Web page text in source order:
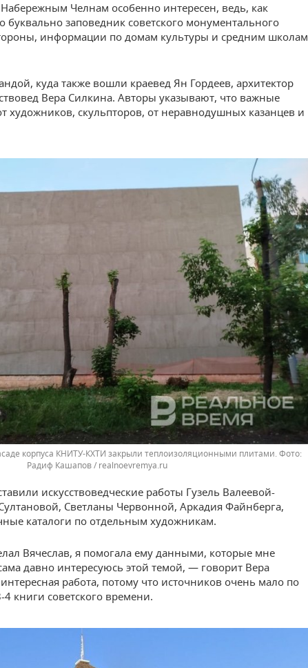
Набережным Челнам особенно интересен, ведь, как
буквально заповедник советского монументального
информации по домам культуры и средним школам
куда также вошли краевед Ян Гордеев, архитектор
Вера Силкина. Авторы указывают, что важные
художников, скульпторов, от неравнодушных казанцев и
корпуса КНИТУ-КХТИ закрыли теплоизоляционными плитами.
Радиф Кашапов / realnoevremya.ru
искусствоведческие работы Гузель Валеевой-
Светланы Червонной, Аркадия Файнберга,
каталоги по отдельным художникам.
Вячеслав, я помогала ему данными, которые мне
давно интересуюсь этой темой, — говорит Вера
работа, потому что источников очень мало по
книги советского времени.